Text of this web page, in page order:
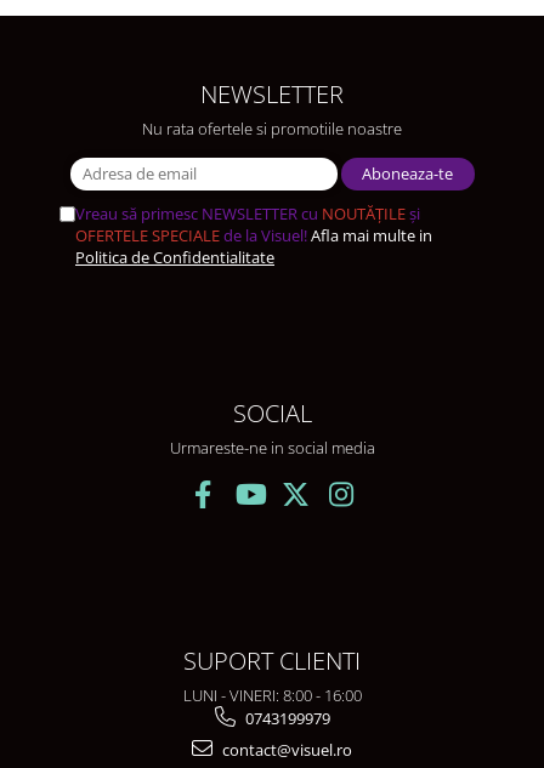
NEWSLETTER
Nu rata ofertele si promotiile noastre
Vreau să primesc NEWSLETTER cu NOUTĂȚILEși
OFERTELE SPECIALEde la Visuel!Afla mai multe in
Politica de Confidentialitate
SOCIAL
Urmareste-ne in social media
SUPORT CLIENTI
LUNI - VINERI: 8:00 - 16:00
0743199979
contact@visuel.ro